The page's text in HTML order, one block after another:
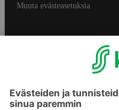
Muuta evästeasetuksia
S-ryhmän palvelut
Asiakasomistajuus